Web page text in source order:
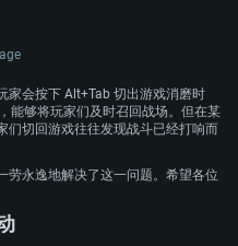
及以上
- Nvidia GeForce GTX1060 /
本
要支持Metal
卡驱动 (至少为半年以内的版本) 或
及最新的显卡驱动 (至少为半年以
家会按下 Alt+Tab 切出游戏消磨时
能够将玩家们及时召回战场。但在某
们切回游戏往往发现战斗已经打响而
劳永逸地解决了这一问题。希望各位